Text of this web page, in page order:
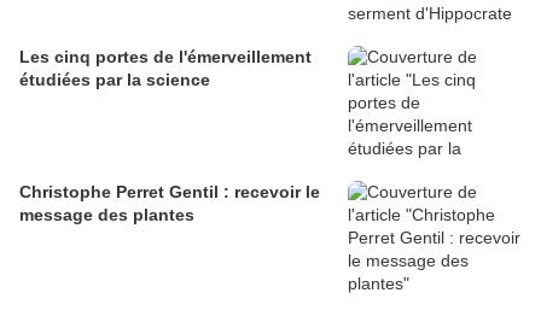
Les cinq portes de l'émerveillement
étudiées par la science
Christophe Perret Gentil : recevoir le
message des plantes